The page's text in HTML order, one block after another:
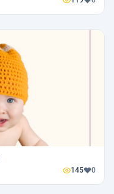
145 0